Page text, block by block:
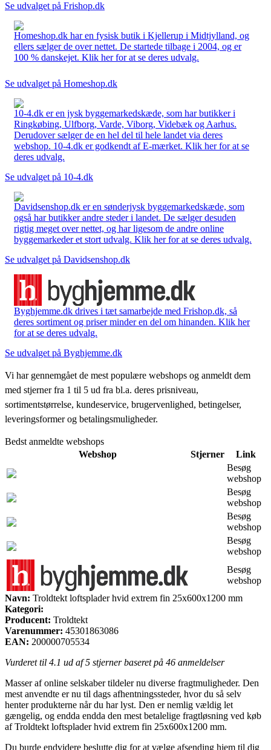
Se udvalget på Frishop.dk
Homeshop.dk har en fysisk butik i Kjellerup i Midtjylland, og
ellers sælger de over nettet. De startede tilbage i 2004, og er
100 % danskejet. Klik her for at se deres udvalg.
Se udvalget på Homeshop.dk
10-4.dk er en jysk byggemarkedskæde, som har butikker i
Ringkøbing, Ulfborg, Varde, Viborg, Videbæk og Aarhus.
Derudover sælger de en hel del til hele landet via deres
webshop. 10-4.dk er godkendt af E-mærket. Klik her for at se
deres udvalg.
Se udvalget på 10-4.dk
Davidsenshop.dk er en sønderjysk byggemarkedskæde, som
også har butikker andre steder i landet. De sælger desuden
rigtig meget over nettet, og har ligesom de andre online
byggemarkeder et stort udvalg. Klik her for at se deres udvalg.
Se udvalget på Davidsenshop.dk
Byghjemme.dk drives i tæt samarbejde med Frishop.dk, så
deres sortiment og priser minder en del om hinanden. Klik her
for at se deres udvalg.
Se udvalget på Byghjemme.dk
Vi har gennemgået de mest populære webshops og anmeldt dem
med stjerner fra 1 til 5 ud fra bl.a. deres prisniveau,
sortimentstørrelse, kundeservice, brugervenlighed, betingelser,
leveringsformer og betalingsmuligheder.
Bedst anmeldte webshops
Webshop
Stjerner
Link
Besøg
webshop
Besøg
webshop
Besøg
webshop
Besøg
webshop
Besøg
webshop
Navn: Troldtekt loftsplader hvid extrem fin 25x600x1200 mm
Kategori:
Producent: Troldtekt
Varenummer: 45301863086
EAN: 200000705534
Vurderet til 4.1 ud af 5 stjerner baseret på 46 anmeldelser
Masser af online selskaber tildeler nu diverse fragtmuligheder. Den
mest anvendte er nu til dags afhentningssteder, hvor du så selv
henter produkterne når du har lyst. Den er nemlig vældig let
gængelig, og endda endda den mest betalelige fragtløsning ved køb
af Troldtekt loftsplader hvid extrem fin 25x600x1200 mm.
Du burde endvidere beslutte dig for at vælge afsending hjem til dig